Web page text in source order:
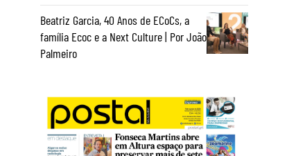
Beatriz Garcia, 40 Anos de ECoCs, a
família Ecoc e a Next Culture | Por João
Palmeiro